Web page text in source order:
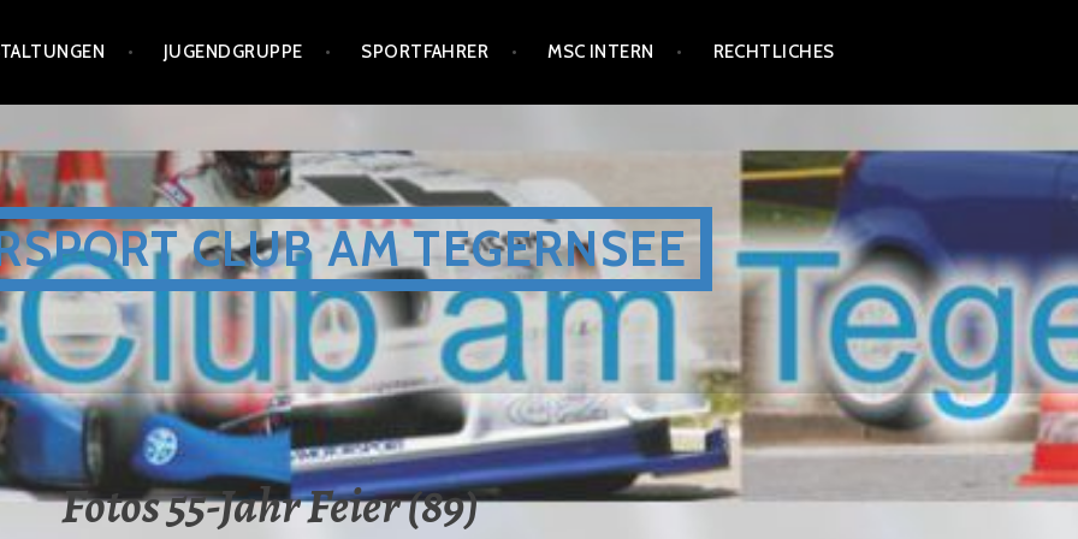
JUGENDGRUPPE SPORTFAHRER MSC INTERN RECHTLICHES
CLUB AM TEGERNSEE
Fotos 55-Jahr Feier (89)